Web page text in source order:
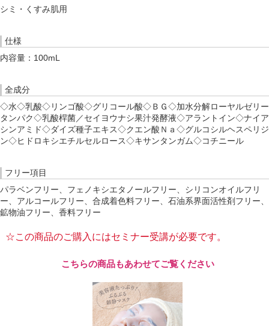
シミ・くすみ肌用
仕様
内容量：100mL
全成分
◇水◇乳酸◇リンゴ酸◇グリコール酸◇ＢＧ◇加水分解ローヤルゼリー
タンパク◇乳酸桿菌／セイヨウナシ果汁発酵液◇アラントイン◇ナイア
シンアミド◇ダイズ種子エキス◇クエン酸Ｎａ◇グルコシルヘスペリジ
ン◇ヒドロキシエチルセルロース◇キサンタンガム◇コチニール
フリー項目
パラベンフリー、フェノキシエタノールフリー、シリコンオイルフリ
ー、アルコールフリー、合成着色料フリー、石油系界面活性剤フリー、
鉱物油フリー、香料フリー
☆この商品のご購入にはセミナー受講が必要です。
こちらの商品もあわせてご覧ください